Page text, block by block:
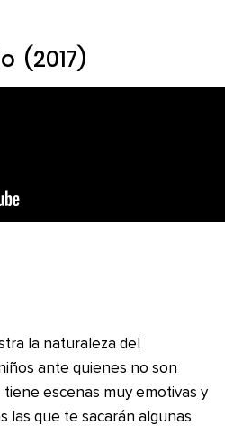
(2017)
la naturaleza del
ante quienes no son
escenas muy emotivas y
las que te sacarán algunas